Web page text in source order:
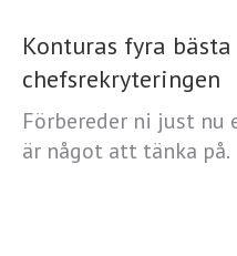
Konturas fyra
chefsrekryteringen
Förbereder ni just nu
är något att tänka på.